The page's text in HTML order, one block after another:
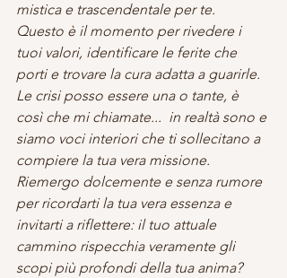
mistica e trascendentale per te.
Questo è il momento per rivedere i
tuoi valori, identificare le ferite che
porti e trovare la cura adatta a guarirle.
Le crisi posso essere una o tante, è
così che mi chiamate...  in realtà sono e
siamo voci interiori che ti sollecitano a
compiere la tua vera missione.
Riemergo dolcemente e senza rumore
per ricordarti la tua vera essenza e
invitarti a riflettere: il tuo attuale
cammino rispecchia veramente gli
scopi più profondi della tua anima?